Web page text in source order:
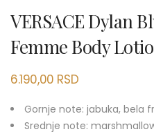
VERSACE Dylan
Femme Body
6.190,00 RSD
Gornje note: jabuka, bela
Srednje note: